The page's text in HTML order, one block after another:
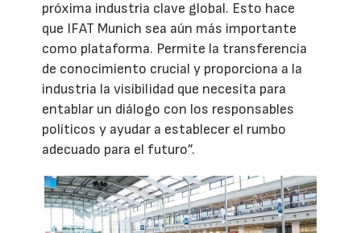
próxima industria clave global. Esto hace
que IFAT Munich sea aún más importante
como plataforma. Permite la transferencia
de conocimiento crucial y proporciona a la
industria la visibilidad que necesita para
entablar un diálogo con los responsables
políticos y ayudar a establecer el rumbo
adecuado para el futuro”.